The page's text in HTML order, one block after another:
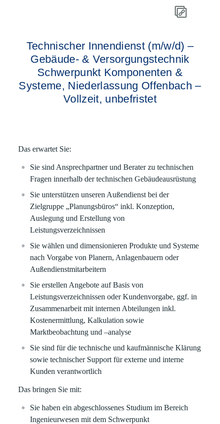
Technischer Innendienst (m/w/d) –
Gebäude- & Versorgungstechnik
Schwerpunkt Komponenten &
Systeme, Niederlassung Offenbach –
Vollzeit, unbefristet
Das erwartet Sie:
Sie sind Ansprechpartner und Berater zu technischen
Fragen innerhalb der technischen Gebäudeausrüstung
Sie unterstützen unseren Außendienst bei der
Zielgruppe „Planungsbüros“ inkl. Konzeption,
Auslegung und Erstellung von
Leistungsverzeichnissen
Sie wählen und dimensionieren Produkte und Systeme
nach Vorgabe von Planern, Anlagenbauern oder
Außendienstmitarbeitern
Sie erstellen Angebote auf Basis von
Leistungsverzeichnissen oder Kundenvorgabe, ggf. in
Zusammenarbeit mit internen Abteilungen inkl.
Kostenermittlung, Kalkulation sowie
Marktbeobachtung und –analyse
Sie sind für die technische und kaufmännische Klärung
sowie technischer Support für externe und interne
Kunden verantwortlich
Das bringen Sie mit:
Sie haben ein abgeschlossenes Studium im Bereich
Ingenieurwesen mit dem Schwerpunkt